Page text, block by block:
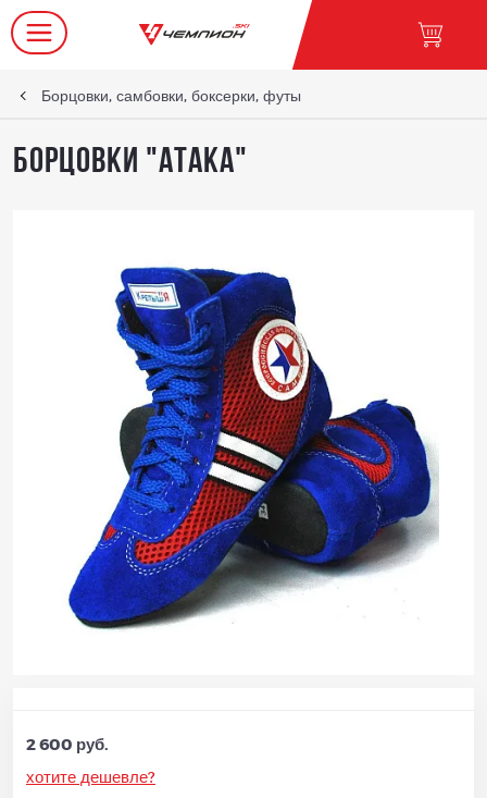
Борцовки, самбовки, боксерки, футы
Борцовки "Атака"
2 600 руб.
хотите дешевле?